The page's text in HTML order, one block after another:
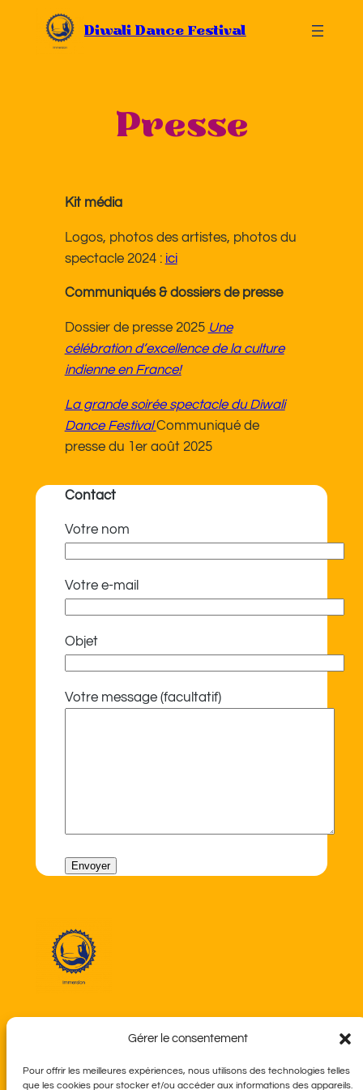
Gérer le consentement
Pour offrir les meilleures expériences, nous utilisons des technologies telles
que les cookies pour stocker et/ou accéder aux informations des appareils.
Diwali Dance Festival
Presse
Kit média
Logos, photos des artistes, photos du
spectacle 2024 : ici
Communiqués & dossiers de presse
Dossier de presse 2025 Une
célébration d’excellence de la culture
indienne en France!
La grande soirée spectacle du Diwali
Dance Festival Communiqué de
presse du 1er août 2025
Contact
Votre nom
Votre e-mail
Objet
Votre message (facultatif)
Diwali Dance Festival
À propos Confidentialité